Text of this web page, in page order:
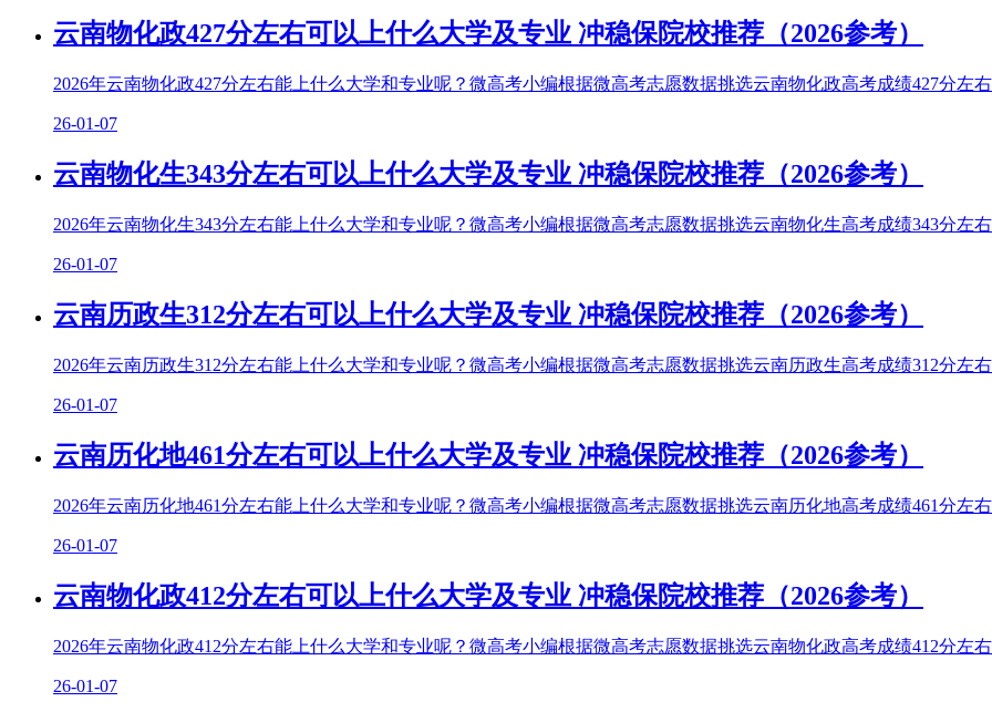
云南物化政427分左右可以上什么大学及专业 冲稳保院校推荐（2026参考）
2026年云南物化政427分左右能上什么大学和专业呢？微高考小编根据微高考志愿数据挑选云南物化政高考成绩427分左
26-01-07
云南物化生343分左右可以上什么大学及专业 冲稳保院校推荐（2026参考）
2026年云南物化生343分左右能上什么大学和专业呢？微高考小编根据微高考志愿数据挑选云南物化生高考成绩343分左
26-01-07
云南历政生312分左右可以上什么大学及专业 冲稳保院校推荐（2026参考）
2026年云南历政生312分左右能上什么大学和专业呢？微高考小编根据微高考志愿数据挑选云南历政生高考成绩312分左
26-01-07
云南历化地461分左右可以上什么大学及专业 冲稳保院校推荐（2026参考）
2026年云南历化地461分左右能上什么大学和专业呢？微高考小编根据微高考志愿数据挑选云南历化地高考成绩461分左
26-01-07
云南物化政412分左右可以上什么大学及专业 冲稳保院校推荐（2026参考）
2026年云南物化政412分左右能上什么大学和专业呢？微高考小编根据微高考志愿数据挑选云南物化政高考成绩412分左
26-01-07